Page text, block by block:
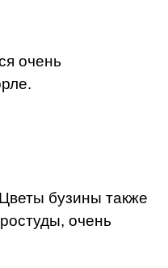
очень
бузины также
очень